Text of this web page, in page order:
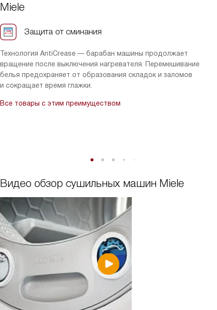
Miele
Защита от сминания
Технология AntiCrease — барабан машины продолжает
вращение после выключения нагревателя. Перемешивание
белья предохраняет от образования складок и заломов
и сокращает время глажки.
Все товары с этим преимуществом
Видео обзор сушильных машин Miele